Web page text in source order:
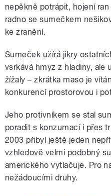
nepěkně potrápit, hojení
radno se sumečkem
ke zranění.
Sumeček užírá jikry
vsrkává hmyz z hladiny, ale
žížaly – zkrátka maso je
konkurencí prostorovou i
Jeho protivníkem se stal
poradit s konzumací i přes
2003 přibyl ještě jeden
vzhledově velmi podobný
amerického vytlačuje. Pro
nežádoucími druhy.